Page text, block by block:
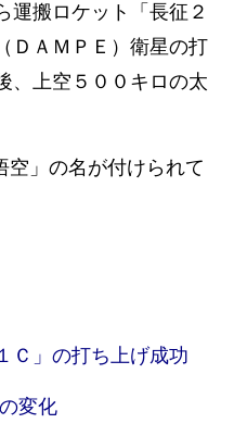
運搬ロケット「長征２
ＤＡＭＰＥ）衛星の打
、上空５００キロの太
」の名が付けられて
Ｃ」の打ち上げ成功
変化